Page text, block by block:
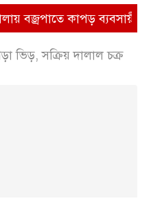
কাপড় ব্যবসায়ীর মৃত্যু
ভিড়, সক্রিয় দালাল চক্র